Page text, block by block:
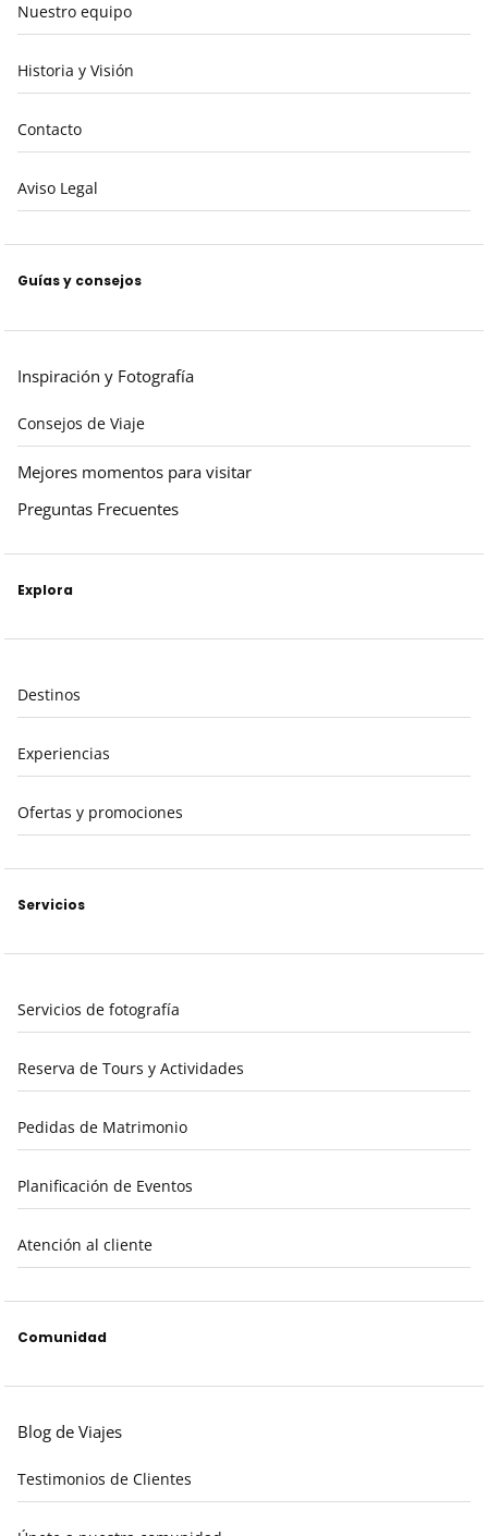
Nuestro equipo
Historia y Visión
Contacto
Aviso Legal
Guías y consejos
Inspiración y Fotografía
Consejos de Viaje
Mejores momentos para visitar
Preguntas Frecuentes
Explora
Destinos
Experiencias
Ofertas y promociones
Servicios
Servicios de fotografía
Reserva de Tours y Actividades
Pedidas de Matrimonio
Planificación de Eventos
Atención al cliente
Comunidad
Blog de Viajes
Testimonios de Clientes